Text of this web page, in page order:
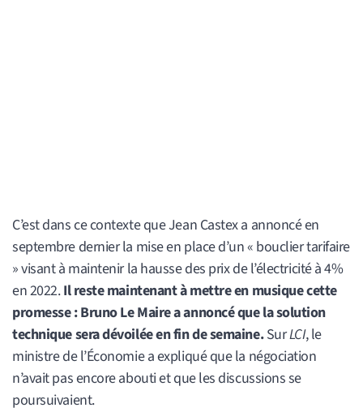
C’est dans ce contexte que Jean Castex a annoncé en
septembre dernier la mise en place d’un « bouclier tarifaire
» visant à maintenir la hausse des prix de l’électricité à 4%
en 2022.Il reste maintenant à mettre en musique cette
promesse : Bruno Le Maire a annoncé que la solution
technique sera dévoilée en fin de semaine.SurLCI, le
ministre de l’Économie a expliqué que la négociation
n’avait pas encore abouti et que les discussions se
poursuivaient.